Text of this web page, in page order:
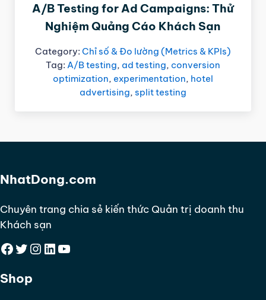
A/B Testing for Ad Campaigns: Thử
Nghiệm Quảng Cáo Khách Sạn
Category: Chỉ số & Đo lường (Metrics & KPIs)
Tag: A/B testing, ad testing, conversion
optimization, experimentation, hotel
advertising, split testing
NhatDong.com
Chuyên trang chia sẻ kiến thức Quản trị doanh thu
Khách sạn
Facebook
Twitter
Instagram
LinkedIn
YouTube
Shop